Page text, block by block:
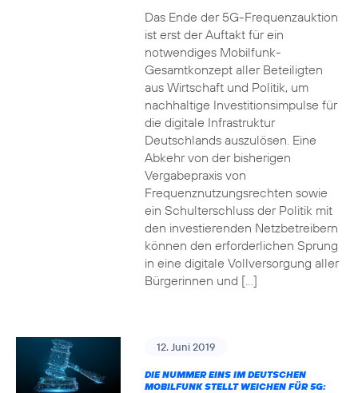
Das Ende der 5G-Frequenzauktion
ist erst der Auftakt für ein
notwendiges Mobilfunk-
Gesamtkonzept aller Beteiligten
aus Wirtschaft und Politik, um
nachhaltige Investitionsimpulse für
die digitale Infrastruktur
Deutschlands auszulösen. Eine
Abkehr von der bisherigen
Vergabepraxis von
Frequenznutzungsrechten sowie
ein Schulterschluss der Politik mit
den investierenden Netzbetreibern
können den erforderlichen Sprung
in eine digitale Vollversorgung aller
Bürgerinnen und […]
12. Juni 2019
DIE NUMMER EINS IM DEUTSCHEN
MOBILFUNK STELLT WEICHEN FÜR 5G: